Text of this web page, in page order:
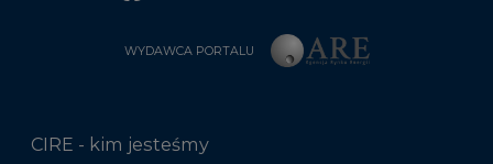
WYDAWCA PORTALU
CIRE - kim jesteśmy